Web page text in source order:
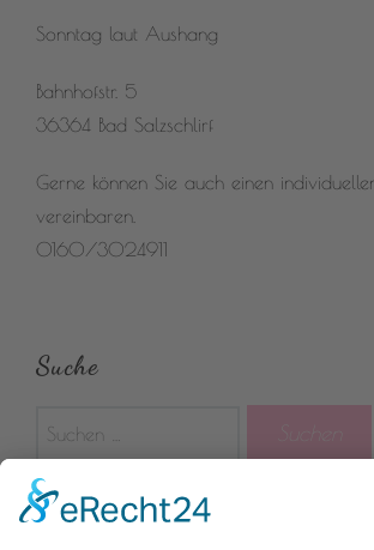
Sonntag laut Aushang
Bahnhofstr. 5
36364 Bad Salzschlirf
Gerne können Sie auch einen
vereinbaren.
0160/3024911
Suche
nach: